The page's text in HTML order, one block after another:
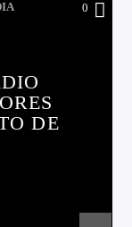
0
DE